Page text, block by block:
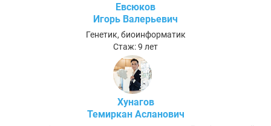
Евсюков
Игорь Валерьевич
Генетик, биоинформатик
Стаж: 9 лет
Хунагов
Темиркан Асланович